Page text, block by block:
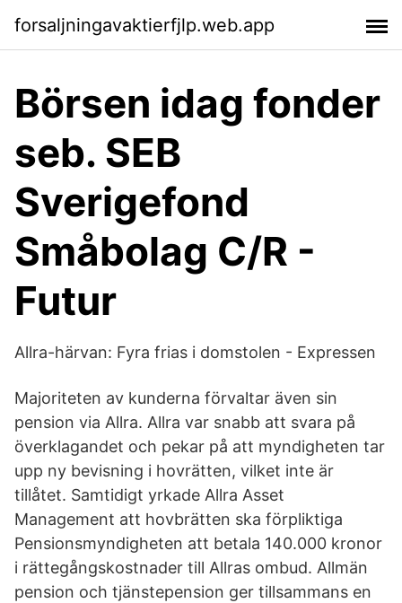
forsaljningavaktierfjlp.web.app
Börsen idag fonder
seb. SEB
Sverigefond
Småbolag C/R -
Futur
Allra-härvan: Fyra frias i domstolen - Expressen
Majoriteten av kunderna förvaltar även sin
pension via Allra. Allra var snabb att svara på
överklagandet och pekar på att myndigheten tar
upp ny bevisning i hovrätten, vilket inte är
tillåtet. Samtidigt yrkade Allra Asset
Management att hovbrätten ska förpliktiga
Pensionsmyndigheten att betala 140.000 kronor
i rättegångskostnader till Allras ombud. Allmän
pension och tjänstepension ger tillsammans en